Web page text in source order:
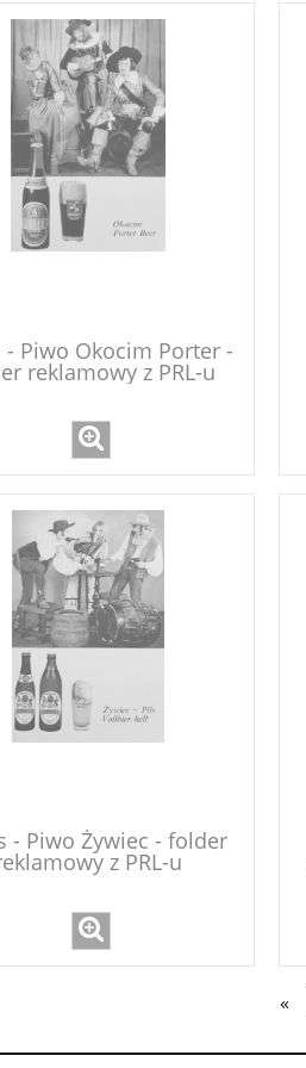
- Piwo Okocim Porter -
reklamowy z PRL-u
- Piwo Żywiec - folder
z PRL-u
«